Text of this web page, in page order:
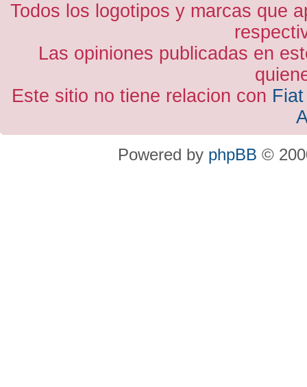
Todos los logotipos y marcas que
Las opiniones publicadas en
Este sitio no tiene relacion con
Powered by phpBB ©